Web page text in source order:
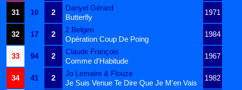
31
10 2
Danyel Gérard
1971
Butterfly
32
17 2
2 Belgen
1984
Opération Coup De Poing
33
94 2
Claude François
1967
Comme d'Habitude
34
41 2
Jo Lemaire & Flouze
1982
Je Suis Venue Te Dire Que Je M'en Vais